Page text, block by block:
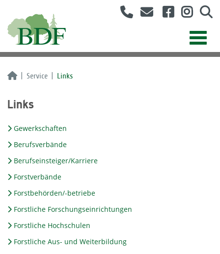
Service Links
Links
Gewerkschaften
Berufsverbände
Berufseinsteiger/Karriere
Forstverbände
Forstbehörden/-betriebe
Forstliche Forschungseinrichtungen
Forstliche Hochschulen
Forstliche Aus- und Weiterbildung